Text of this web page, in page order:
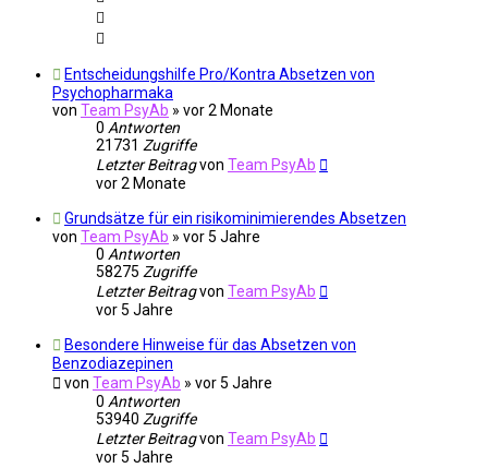
Entscheidungshilfe Pro/Kontra Absetzen von
Psychopharmaka
von Team PsyAb » vor 2 Monate
0 Antworten
21731 Zugriffe
Letzter Beitragvon Team PsyAb
vor 2 Monate
Grundsätze für ein risikominimierendes Absetzen
von Team PsyAb » vor 5 Jahre
0 Antworten
58275 Zugriffe
Letzter Beitragvon Team PsyAb
vor 5 Jahre
Besondere Hinweise für das Absetzen von
Benzodiazepinen
von Team PsyAb » vor 5 Jahre
0 Antworten
53940 Zugriffe
Letzter Beitragvon Team PsyAb
vor 5 Jahre